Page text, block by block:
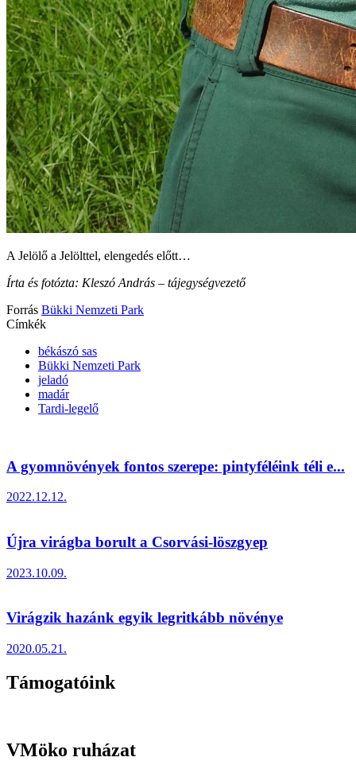
A Jelölő a Jelölttel, elengedés előtt…
Írta és fotózta: Kleszó András – tájegységvezető
Forrás Bükki Nemzeti Park
Címkék
békászó sas
Bükki Nemzeti Park
jeladó
madár
Tardi-legelő
A gyomnövények fontos szerepe: pintyféléink téli e...
2022.12.12.
Újra virágba borult a Csorvási-löszgyep
2023.10.09.
Virágzik hazánk egyik legritkább növénye
2020.05.21.
Támogatóink
VMöko ruházat